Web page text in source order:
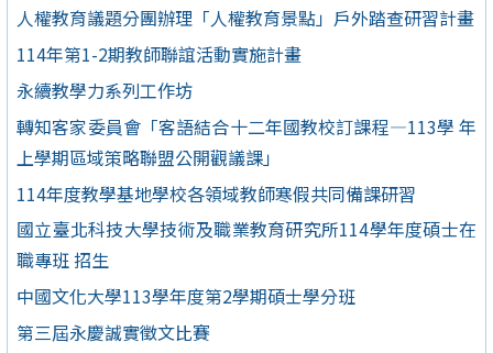
人權教育議題分團辦理「人權教育景點」戶外踏查研習計畫
114年第1-2期教師聯誼活動實施計畫
永續教學力系列工作坊
轉知客家委員會「客語結合十二年國教校訂課程—113學 年
上學期區域策略聯盟公開觀議課」
114年度教學基地學校各領域教師寒假共同備課研習
國立臺北科技大學技術及職業教育研究所114學年度碩士在
職專班 招生
中國文化大學113學年度第2學期碩士學分班
第三屆永慶誠實徵文比賽